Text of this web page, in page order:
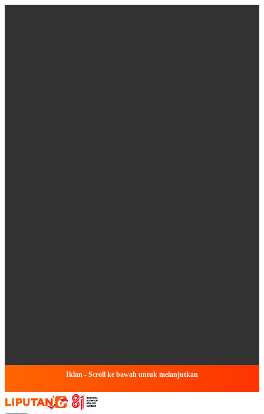
Iklan - Scroll ke bawah untuk melanjutkan